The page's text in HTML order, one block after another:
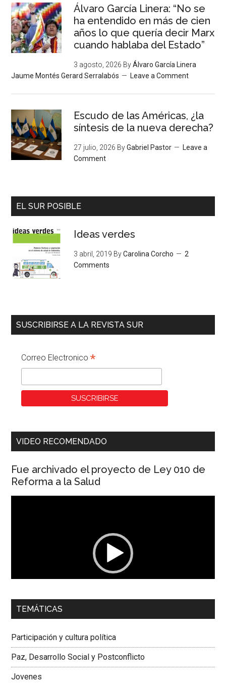
Álvaro García Linera: “No se
ha entendido en más de cien
años lo que quería decir Marx
cuando hablaba del Estado”
3 agosto, 2026 ByÁlvaro García Linera
Jaume Montés Gerard Serralabós
Leave a Comment
Escudo de las Américas, ¿la
síntesis de la nueva derecha?
27 julio, 2026 ByGabriel Pastor
Leave a
Comment
EL SUR POSIBLE
Ideas verdes
3 abril, 2019 ByCarolina Corcho
2
Comments
SUSCRIBIRSE A LA REVISTA SUR
Correo Electronico*
VIDEO RECOMENDADO
Fue archivado el proyecto de Ley 010 de
Reforma a la Salud
00:00 01:04
Dra. Carolina Corcho Mejía,Presidenta Corporación
Colombiana
TEMÁTICAS
Participación y cultura política
Paz, Desarrollo Social y Postconflicto
Jovenes